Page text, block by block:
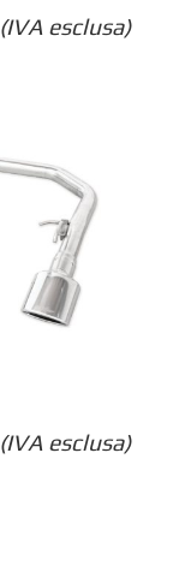
(IVA esclusa)
(IVA esclusa)